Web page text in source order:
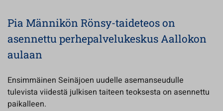
Pia Männikön Rönsy-taideteos on
asennettu perhepalvelukeskus Aallokon
aulaan
Ensimmäinen Seinäjoen uudelle asemanseudulle
tulevista viidestä julkisen taiteen teoksesta on asennettu
paikalleen.